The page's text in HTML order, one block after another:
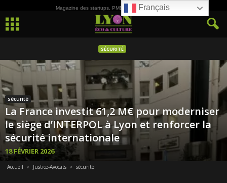
Magazine des startups, PME, ETI et de la Culture
SÉCURITÉ
sécurité
La France investit 61,2 M€ pour moderniser
le siège d’INTERPOL à Lyon et renforcer la
sécurité internationale
18 FÉVRIER 2026
Accueil Justice-Avocats sécurité
Français